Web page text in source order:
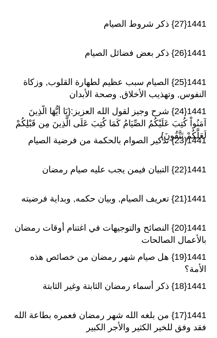
1441{27} ذكر شروط الصيام
1441{26} ذكر بعض فضائل الصيام
1441{25} الصيام سبب عظيم لطهارة القلوب, وزكاة
النفوس, وتهذيب الأخلاق, وصحة الأبدان
1441{24} شرح وجيز لقول الله العزيز:{يَا أَيُّهَا الَّذِينَ
آمَنُواْ كُتِبَ عَلَيْكُمُ الصِّيَامُ كَمَا كُتِبَ عَلَى الَّذِينَ مِن قَبْلِكُمْ
لَعَلَّكُمْ تَتَّقُونَ}
1441{23} تذكير الصوام بالحكمة من فرضية الصيام
1441{22} التبيان فيمن يجب عليه صيام رمضان
1441{21} تعريف الصيام, وبيان حكمه, وبداية فرضيته
1441{20} النصائح والتوجيهات في اغتنام أوقات رمضان
بالأعمال الصالحات
1441{19} هل صيام شهر رمضان من خصائص هذه
الأمة؟
1441{18} ذكر أسماء رمضان الثابتة وغير الثابتة
1441{17} من بلغه الله شهر رمضان فعمره بطاعة الله
فقد وفق للخير الكثير والأجر الكبير